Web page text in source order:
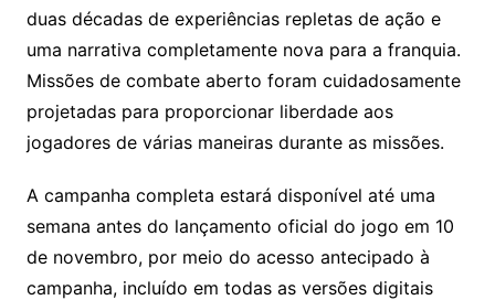
duas décadas de experiências repletas de ação e
uma narrativa completamente nova para a franquia.
Missões de combate aberto foram cuidadosamente
projetadas para proporcionar liberdade aos
jogadores de várias maneiras durante as missões.
A campanha completa estará disponível até uma
semana antes do lançamento oficial do jogo em 10
de novembro, por meio do acesso antecipado à
campanha, incluído em todas as versões digitais